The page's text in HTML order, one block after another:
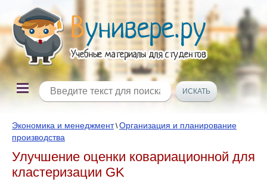
Экономика и менеджмент\Организация и планирование
производства
Улучшение оценки ковариационной для
кластеризации GK